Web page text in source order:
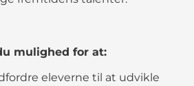
mulighed for at:
eleverne til at udvikle